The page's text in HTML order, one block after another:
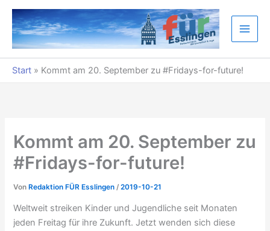
Zum
Inhalt
springen
Start » Kommt am 20. September zu #Fridays-for-future!
Kommt am 20. September zu
#Fridays-for-future!
Von Redaktion FÜR Esslingen/2019-10-21
Weltweit streiken Kinder und Jugendliche seit Monaten
jeden Freitag für ihre Zukunft. Jetzt wenden sich diese